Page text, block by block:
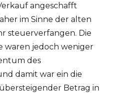
angeschafft
im Sinne der alten
steuerverfangen. Die
waren jedoch weniger
des
damit war ein die
Betrag in